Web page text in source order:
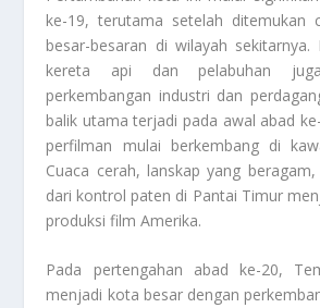
ke-19, terutama setelah ditemukan
besar-besaran di wilayah sekitarnya.
kereta api dan pelabuhan
perkembangan industri dan
balik utama terjadi pada awal abad
perfilman mulai berkembang di
Cuaca cerah, lanskap yang
dari kontrol paten di Pantai Timur
produksi film Amerika.
Pada pertengahan abad ke-20,
menjadi kota besar dengan